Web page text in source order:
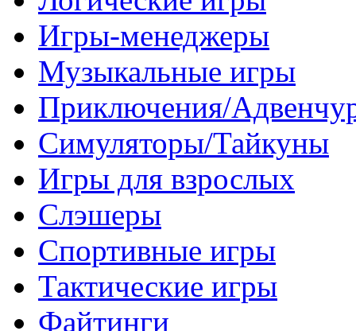
Игры-менеджеры
Музыкальные игры
Приключения/
Симуляторы/Тайкуны
Игры для взрослых
Слэшеры
Спортивные игры
Тактические игры
Файтинги